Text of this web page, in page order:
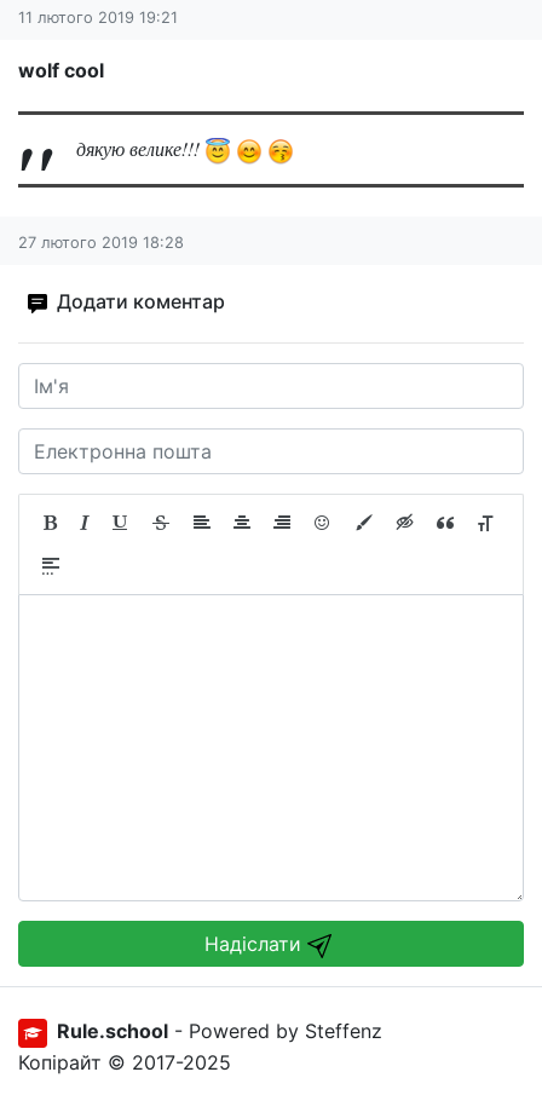
11 лютого 2019 19:21
wolf cool
дякую велике!!!
27 лютого 2019 18:28
Додати коментар
Надіслати
Rule.school - Powered by Steffenz
Копірайт © 2017-2025